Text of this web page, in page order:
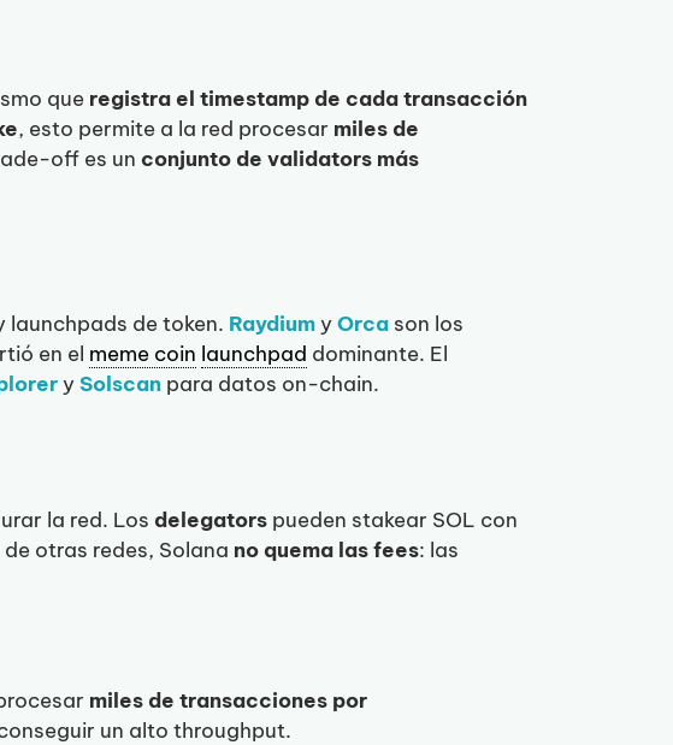
que registra el timestamp de cada transacción
, esto permite a la red procesar miles de
off es un conjunto de validators más
launchpads de token. Raydium yOrca son los
en el meme coin launchpad dominante. El
ySolscan para datos on-chain.
la red. Los delegators pueden stakear SOL con
otras redes, Solana no quema las fees: las
miles de transacciones por
un alto throughput.